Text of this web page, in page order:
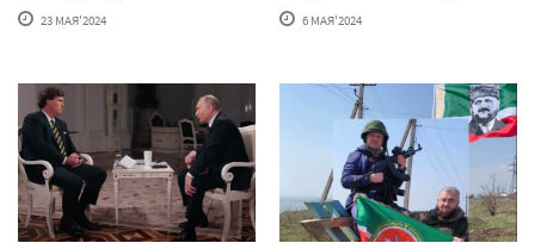
23 МАЯ'2024 6 МАЯ'2024